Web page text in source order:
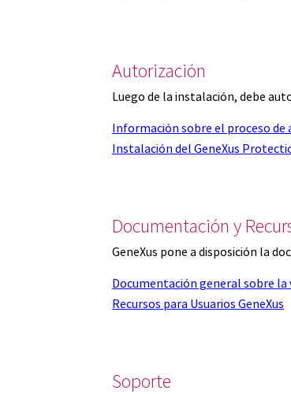
Autorización
Luego de la instalación, debe
Información sobre el proceso de
Instalación del GeneXus
Documentación y
GeneXus pone a disposición la
Documentación general sobre la
Recursos para Usuarios GeneXus
Soporte